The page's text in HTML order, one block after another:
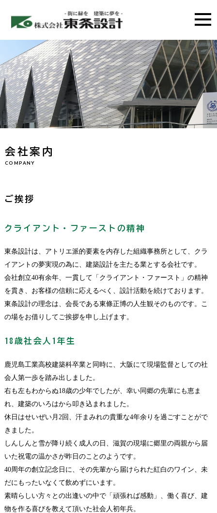
会社案内
COMPANY
ご挨拶
クライアント・ファーストの精神
東条設計は、アトリエ派的要素を内存した組織事務所として、クラ
イアントの夢実現の為に、建築設計を主たる業とする会社です。
会社創立40有余年、一貫して「クライアント・ファースト」の精神
を貫き、お客様の信頼に応えるべく、設計活動を続けております。
東条設計の理念は、会長である東條正博の人生観そのものです。こ
の場をお借りしてご挨拶を申し上げます。
18歳社会人1年生
鹿児島工業高校建築科卒業と同時に、大阪にて現場監督としての社
会人第一歩を踏み出しました。
右も左もわからぬ18歳の少年でしたが、幸い同郷の先輩にも恵ま
れ、建築のいろはから叩き込まれました。
休日はせいぜい月2回、汗まみれの貴重な4年余りを過ごすことがで
きました。
しんしんと雪が降り続く成人の日、滋賀の現場に郷里の両親から届
いた祝電の温かさが昨日のことのようです。
40周年の創立記念日に、その先輩から届けられた紅白のワイン、未
だにもったいなくて飲めずにいます。
素晴らしい方々との出逢いの中で「頑張れば感動」、働く喜び、建
物を作る喜びを教えて頂いた社会人初年兵。